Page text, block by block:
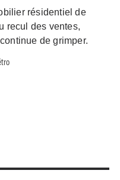
résidentiel de
recul des ventes,
de grimper.